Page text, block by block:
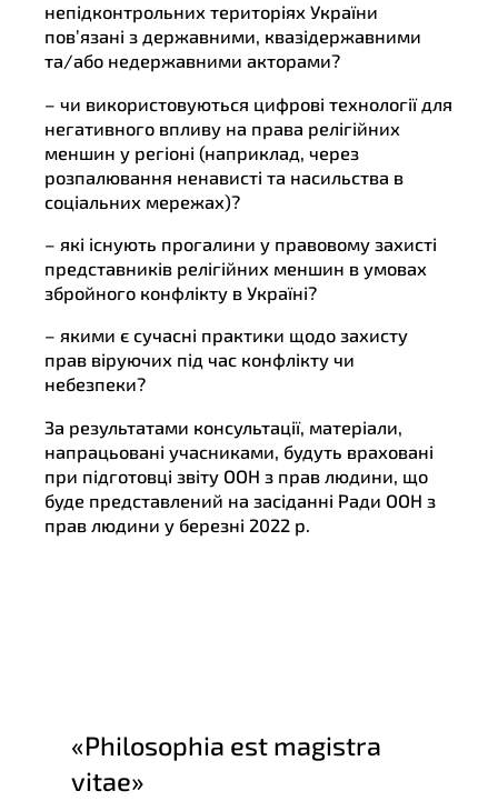
непідконтрольних територіях України
пов’язані з державними, квазідержавними
та/або недержавними акторами?
– чи використовуються цифрові технології для
негативного впливу на права релігійних
меншин у регіоні (наприклад, через
розпалювання ненависті та насильства в
соціальних мережах)?
– які існують прогалини у правовому захисті
представників релігійних меншин в умовах
збройного конфлікту в Україні?
– якими є сучасні практики щодо захисту
прав віруючих під час конфлікту чи
небезпеки?
За результатами консультації, матеріали,
напрацьовані учасниками, будуть враховані
при підготовці звіту ООН з прав людини, що
буде представлений на засіданні Ради ООН з
прав людини у березні 2022 р.
«Philosophia est magistra
vitae»